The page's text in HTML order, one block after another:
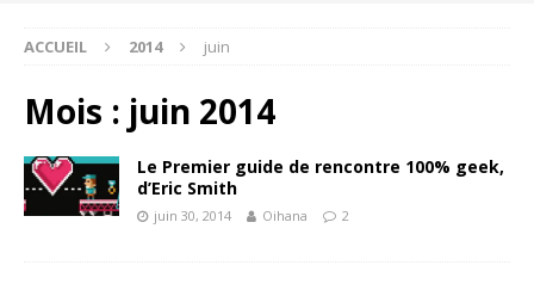
ACCUEIL 2014 juin
Mois : juin 2014
Le Premier guide de rencontre 100% geek,
d’Eric Smith
juin 30, 2014 Oihana 2